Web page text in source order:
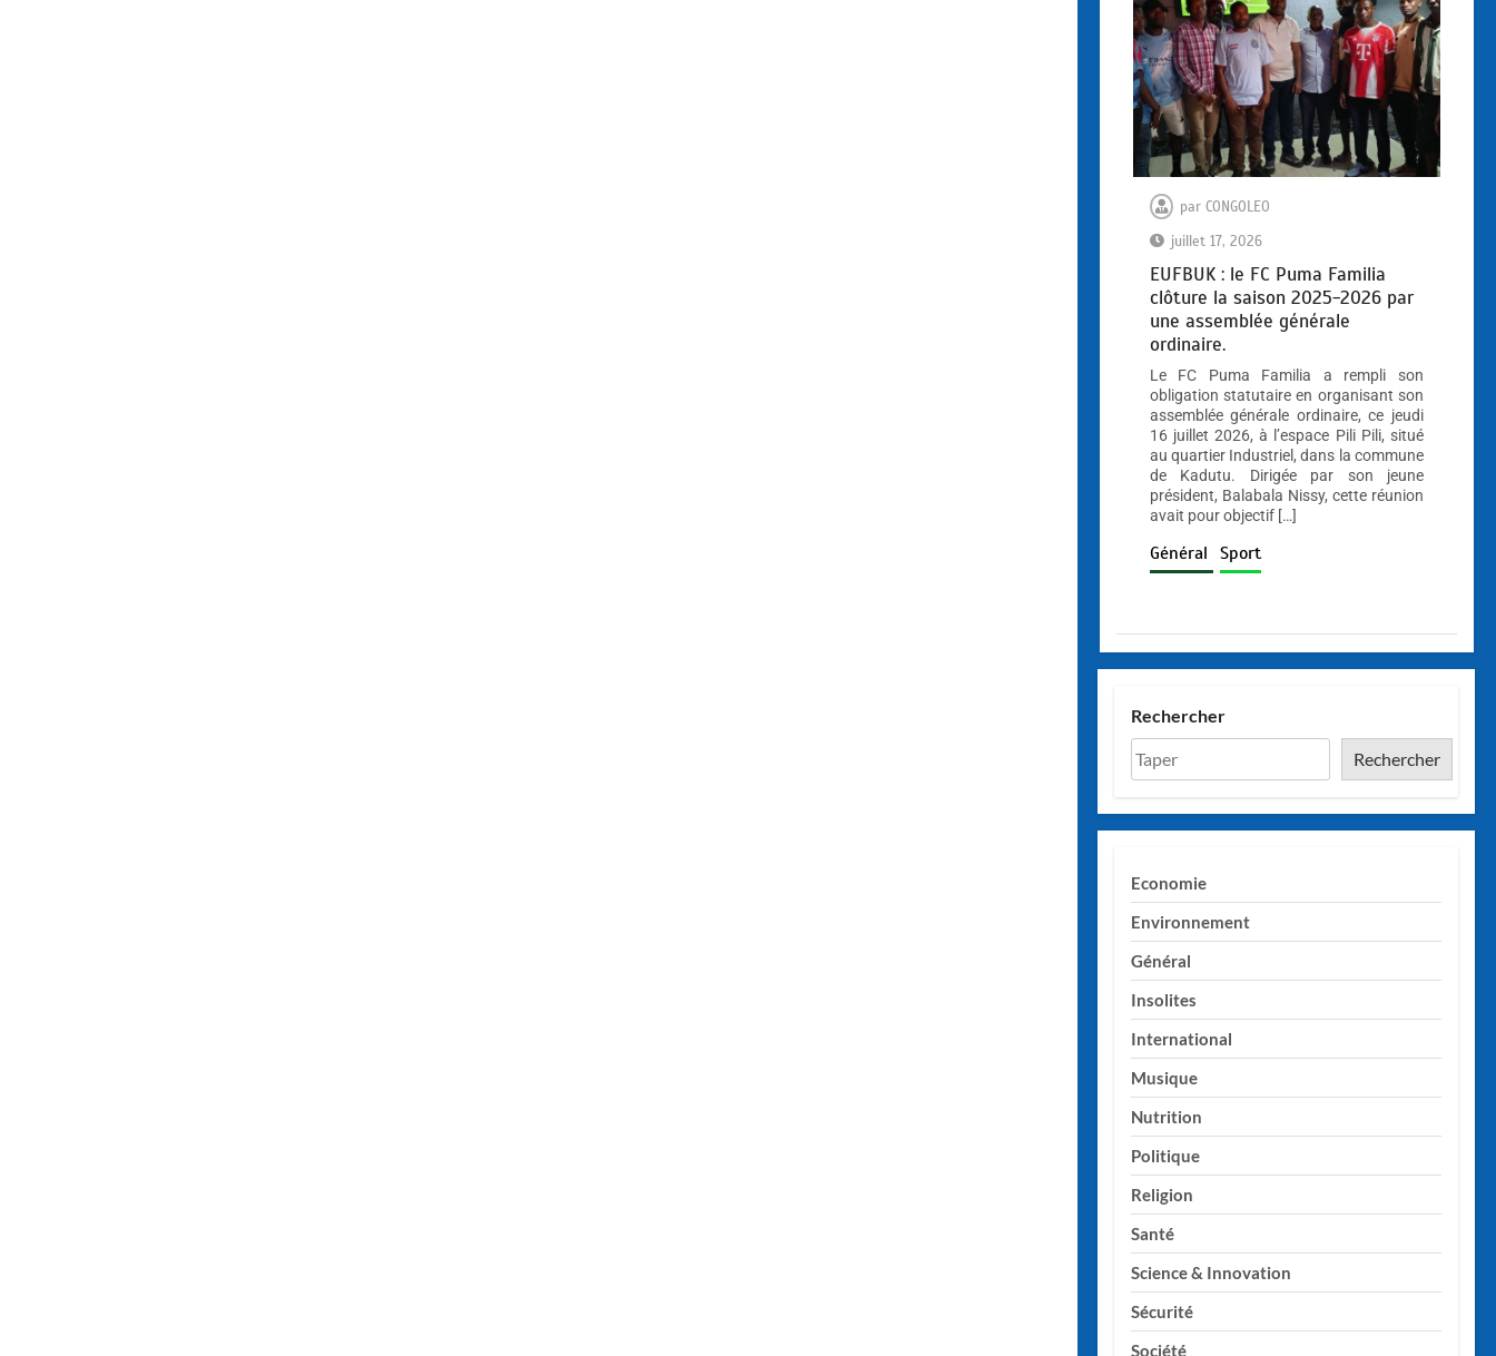
par CONGOLEO
juillet 17, 2026
EUFBUK : le FC Puma Familia
clôture la saison 2025-2026 par
une assemblée générale
ordinaire.
Le FC Puma Familia a rempli son
obligation statutaire en organisant son
assemblée générale ordinaire, ce jeudi
16 juillet 2026, à l’espace Pili Pili, situé
au quartier Industriel, dans la commune
de Kadutu. Dirigée par son jeune
président, Balabala Nissy, cette réunion
avait pour objectif […]
Général Sport
Rechercher
Rechercher
Economie
Environnement
Général
Insolites
International
Musique
Nutrition
Politique
Religion
Santé
Science & Innovation
Sécurité
Société